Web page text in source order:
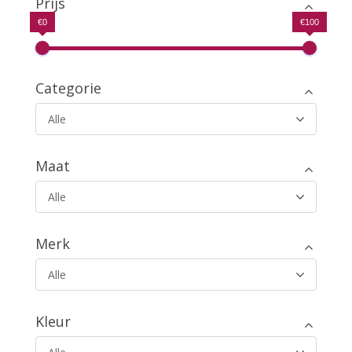
€0 €100
Categorie
Alle
Maat
Alle
Merk
Alle
Kleur